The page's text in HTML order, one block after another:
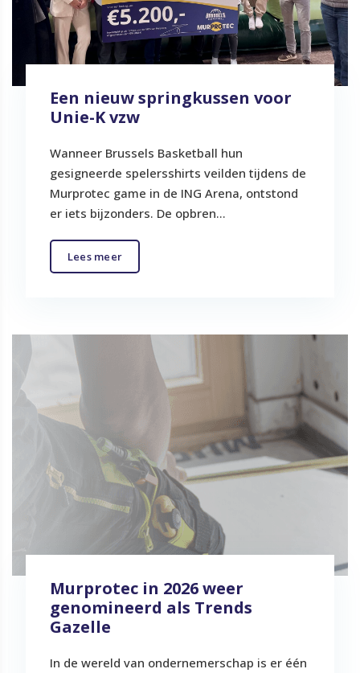
Een nieuw springkussen voor
Unie-K vzw
Wanneer Brussels Basketball hun
gesigneerde spelersshirts veilden tijdens de
Murprotec game in de ING Arena, ontstond
er iets bijzonders. De opbren...
Lees meer
Murprotec in 2026 weer
genomineerd als Trends
Gazelle
In de wereld van ondernemerschap is er één